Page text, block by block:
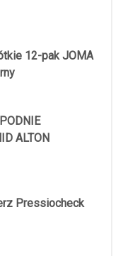
12-pak JOMA
ALTON
Pressiocheck